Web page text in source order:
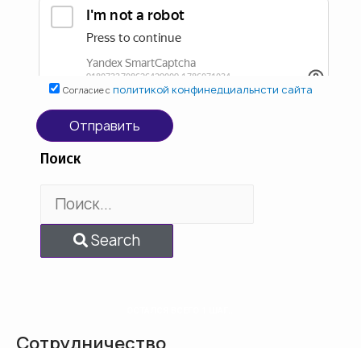
Согласие с политикой конфинедциальнсти сайта
Отправить
Поиск
Search